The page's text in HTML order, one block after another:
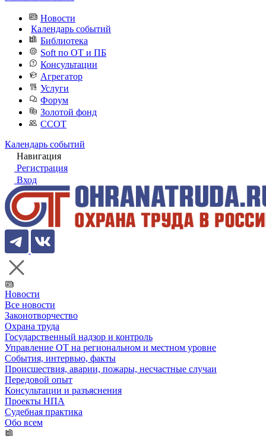
Новости
Календарь событий
Библиотека
Soft по ОТ и ПБ
Консультации
Агрегатор
Услуги
Форум
Золотой фонд
ССОТ
Календарь событий
Навигация
Регистрация
Вход
Новости
Все новости
Законотворчество
Охрана труда
Государственный надзор и контроль
Управление ОТ на региональном и местном уровне
События, интервью, факты
Происшествия, аварии, пожары, несчастные случаи
Передовой опыт
Консультации и разъяснения
Проекты НПА
Судебная практика
Обо всем